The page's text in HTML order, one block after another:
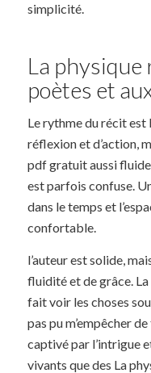
simplicité.
La physique
poètes et
Le rythme du récit est
réflexion et d’action,
pdf gratuit aussi fluide
est parfois confuse.
dans le temps et
confortable.
l’auteur est solide,
fluidité et de grâce.
fait voir les choses
pas pu m’empêcher
captivé par l’intrigue
vivants que des La